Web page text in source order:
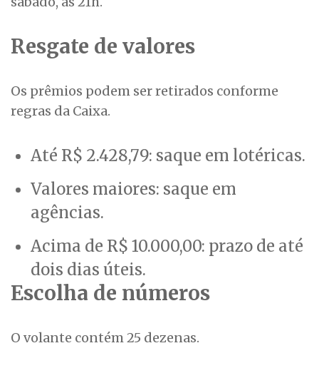
Resgate de valores
Os prêmios podem ser retirados conforme
regras da Caixa.
Até R$ 2.428,79: saque em lotéricas.
Valores maiores: saque em
agências.
Acima de R$ 10.000,00: prazo de até
dois dias úteis.
Escolha de números
O volante contém 25 dezenas.